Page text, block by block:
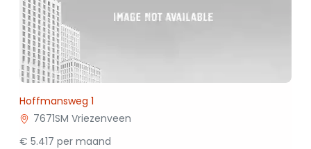
Hoffmansweg 1
7671SM Vriezenveen
€ 5.417 per maand